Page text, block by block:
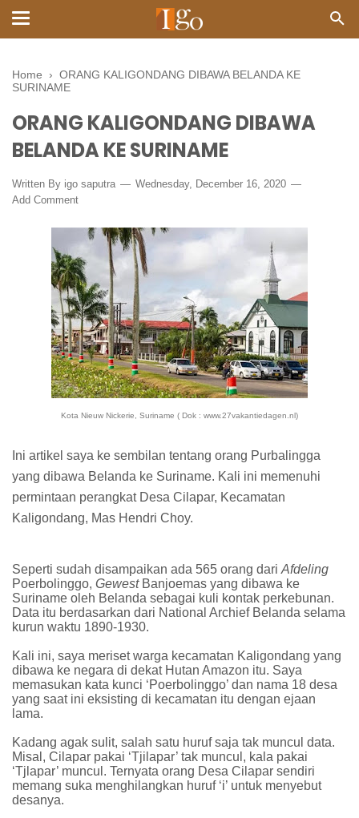
Home › ORANG KALIGONDANG DIBAWA BELANDA KE
SURINAME
ORANG KALIGONDANG DIBAWA
BELANDA KE SURINAME
Written By igo saputra
Wednesday, December 16, 2020
Add Comment
Kota Nieuw Nickerie, Suriname ( Dok : www.27vakantiedagen.nl)
Ini artikel saya ke sembilan tentang orang Purbalingga
yang dibawa Belanda ke Suriname. Kali ini memenuhi
permintaan perangkat Desa Cilapar, Kecamatan
Kaligondang, Mas Hendri Choy.
Seperti sudah disampaikan ada 565 orang dari Afdeling
Poerbolinggo, GewestBanjoemas yang dibawa ke
Suriname oleh Belanda sebagai kuli kontak perkebunan.
Data itu berdasarkan dari National Archief Belanda selama
kurun waktu 1890-1930.
Kali ini, saya meriset warga kecamatan Kaligondang yang
dibawa ke negara di dekat Hutan Amazon itu. Saya
memasukan kata kunci ‘Poerbolinggo’ dan nama 18 desa
yang saat ini eksisting di kecamatan itu dengan ejaan
lama.
Kadang agak sulit, salah satu huruf saja tak muncul data.
Misal, Cilapar pakai ‘Tjilapar’ tak muncul, kala pakai
‘Tjlapar’ muncul. Ternyata orang Desa Cilapar sendiri
memang suka menghilangkan huruf ‘i’ untuk menyebut
desanya.